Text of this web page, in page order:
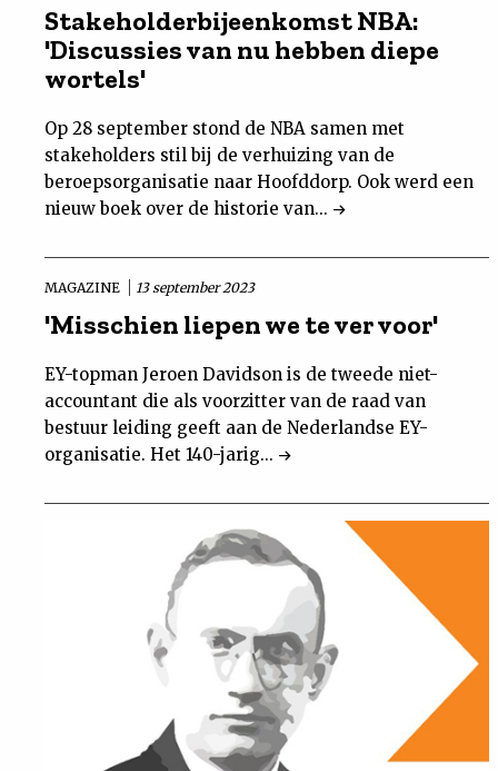
Stakeholderbijeenkomst NBA:
'Discussies van nu hebben diepe
wortels'
Op 28 september stond de NBA samen met
stakeholders stil bij de verhuizing van de
beroepsorganisatie naar Hoofddorp. Ook werd een
nieuw boek over de historie van...
MAGAZINE 13 september 2023
'Misschien liepen we te ver voor'
EY-topman Jeroen Davidson is de tweede niet-
accountant die als voorzitter van de raad van
bestuur leiding geeft aan de Nederlandse EY-
organisatie. Het 140-jarig...